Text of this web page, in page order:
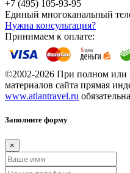
+7 (495) 105-93-95
Единый многоканальный
Нужна консультация?
Принимаем к оплате:
©2002-2026 При полном или
материалов сайта прямая
www.atlantravel.ru
Заполните форму
×